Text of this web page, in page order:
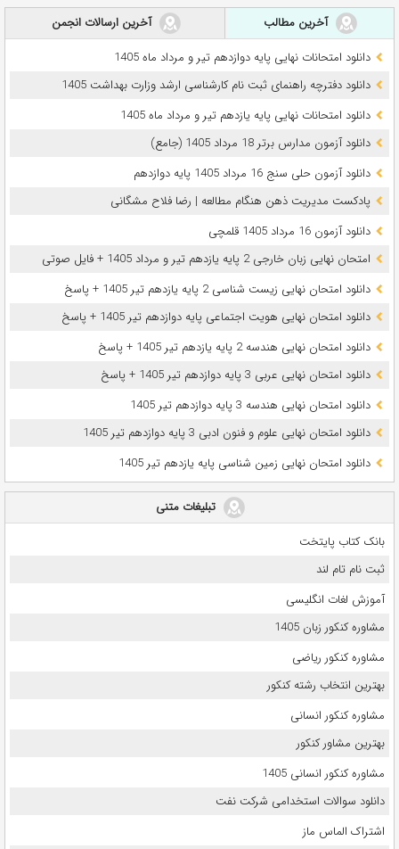
آخرین مطالب
آخرین ارسالات انجمن
دانلود امتحانات نهایی پایه دوازدهم تیر و مرداد ماه 1405
دانلود دفترچه راهنمای ثبت نام کارشناسی ارشد وزارت بهداشت 1405
دانلود امتحانات نهایی پایه یازدهم تیر و مرداد ماه 1405
دانلود آزمون مدارس برتر 18 مرداد 1405 (جامع)
دانلود آزمون حلی سنج 16 مرداد 1405 پایه دوازدهم
پادکست مدیریت ذهن هنگام مطالعه | رضا فلاح مشگانی
دانلود آزمون 16 مرداد 1405 قلمچی
امتحان نهایی زبان خارجی 2 پایه یازدهم تیر و مرداد 1405 + فایل صوتی
دانلود امتحان نهایی زیست شناسی 2 پایه یازدهم تیر 1405 + پاسخ
دانلود امتحان نهایی هویت اجتماعی پایه دوازدهم تیر 1405 + پاسخ
دانلود امتحان نهایی هندسه 2 پایه یازدهم تیر 1405 + پاسخ
دانلود امتحان نهایی عربی 3 پایه دوازدهم تیر 1405 + پاسخ
دانلود امتحان نهایی هندسه 3 پایه دوازدهم تیر 1405
دانلود امتحان نهایی علوم و فنون ادبی 3 پایه دوازدهم تیر 1405
دانلود امتحان نهایی زمین شناسی پایه یازدهم تیر 1405
تبلیغات متنی
بانک کتاب پایتخت
ثبت نام تام لند
آموزش لغات انگلیسی
مشاوره کنکور زبان 1405
مشاوره کنکور ریاضی
بهترین انتخاب رشته کنکور
مشاوره کنکور انسانی
بهترین مشاور کنکور
مشاوره کنکور انسانی 1405
دانلود سوالات استخدامی شرکت نفت
اشتراک الماس ماز